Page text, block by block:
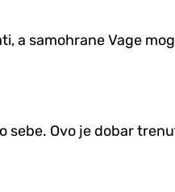
a samohrane Vage
Ovo je dobar